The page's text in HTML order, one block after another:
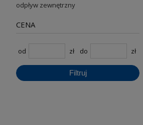
odpływ zewnętrzny
CENA
od zł do zł
Filtruj